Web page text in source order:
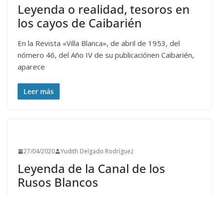
Leyenda o realidad, tesoros en
los cayos de Caibarién
En la Revista «Villa Blanca», de abril de 1953, del
nómero 46, del Año IV de su publicaciónen Caibarién,
aparece
Leer más
27/04/2020 Yudith Delgado Rodríguez
Leyenda de la Canal de los
Rusos Blancos